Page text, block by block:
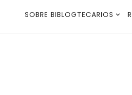
SOBRE BIBLOGTECARIOS